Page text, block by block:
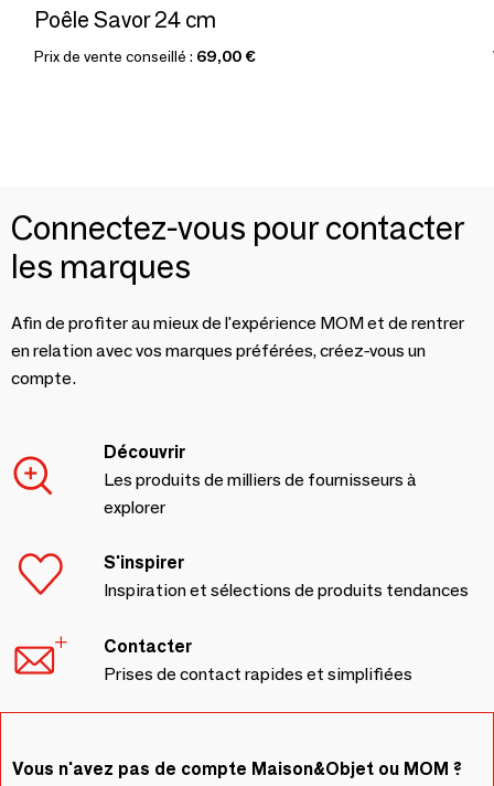
Poêle Savor 24 cm
Prix de vente conseillé : 69,00 €
Connectez-vous pour contacter
les marques
Afin de profiter au mieux de l'expérience MOM et de rentrer
en relation avec vos marques préférées, créez-vous un
compte.
Découvrir
Les produits de milliers de fournisseurs à
explorer
S'inspirer
Inspiration et sélections de produits tendances
Contacter
Prises de contact rapides et simplifiées
Vous n'avez pas de compte Maison&Objet ou MOM ?